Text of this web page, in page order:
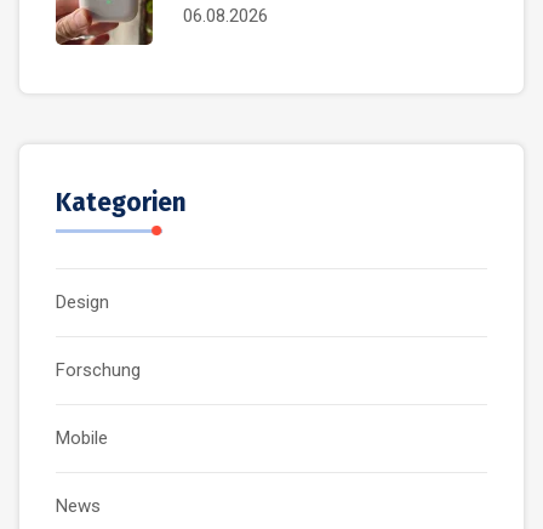
06.08.2026
Kategorien
Design
Forschung
Mobile
News